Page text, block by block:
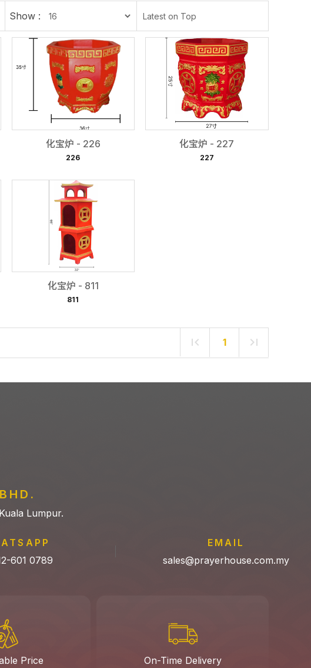
Show :
化宝炉 - 226
226
化宝炉 - 227
227
化宝炉 - 811
811
1
Lumpur.
601 0789
EMAIL
sales@prayerhouse.com.my
Price On-Time Delivery